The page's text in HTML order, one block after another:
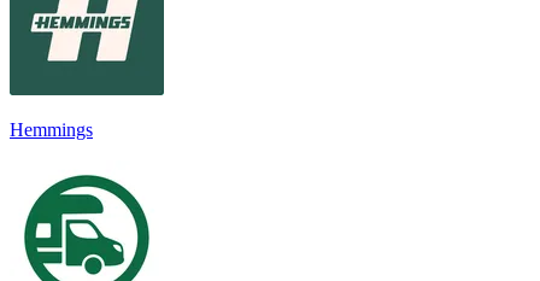
Hemmings